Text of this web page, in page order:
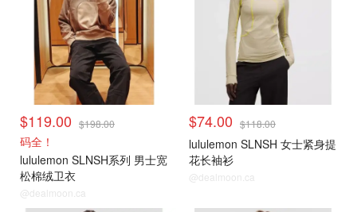
$119.00 $198.00
码全！
lululemon SLNSH系列 男士宽
松棉绒卫衣
@dealmoon.ca
$74.00 $118.00
lululemon SLNSH 女士紧身提
花长袖衫
@dealmoon.ca